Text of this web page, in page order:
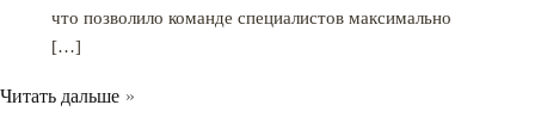
что позволило команде специалистов максимально
[…]
Читать дальше